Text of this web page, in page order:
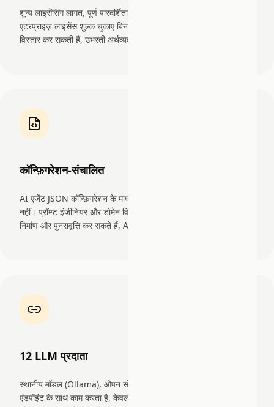
शून्य लाइसेंसिंग लागत, पूर्ण पारदर्शिता, कोई वेंडर लॉक-इन नहीं। संस्थाएं
एंटरप्राइज़ लाइसेंस शुल्क चुकाए बिना प्लेटफ़ॉर्म का निरीक्षण, संशोधन और
विस्तार कर सकती हैं, उभरती अर्थव्यवस्थाओं के लिए महत्वपूर्ण।
कॉन्फ़िगरेशन-संचालित
AI एजेंट JSON कॉन्फ़िगरेशन के माध्यम से परिभाषित होते हैं, संकलित कोड
नहीं। प्रॉम्प्ट इंजीनियर और डोमेन विशेषज्ञ गहन प्रोग्रामिंग विशेषज्ञता के बिना
निर्माण और पुनरावृत्ति कर सकते हैं, AI अपनाने की बाधा कम होती है।
12 LLM प्रदाता
स्थानीय मॉडल (Ollama), ओपन सोर्स मॉडल और किसी भी OpenAI-संगत
एंडपॉइंट के साथ काम करता है, केवल अमेरिकी API तक सीमित नहीं। क्षेत्रीय